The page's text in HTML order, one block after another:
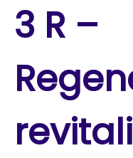
3 R –